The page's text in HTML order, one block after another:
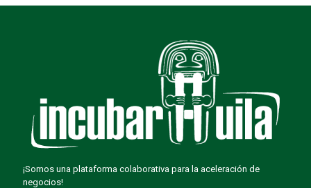
¡Somos una plataforma colaborativa para la aceleración de
negocios!